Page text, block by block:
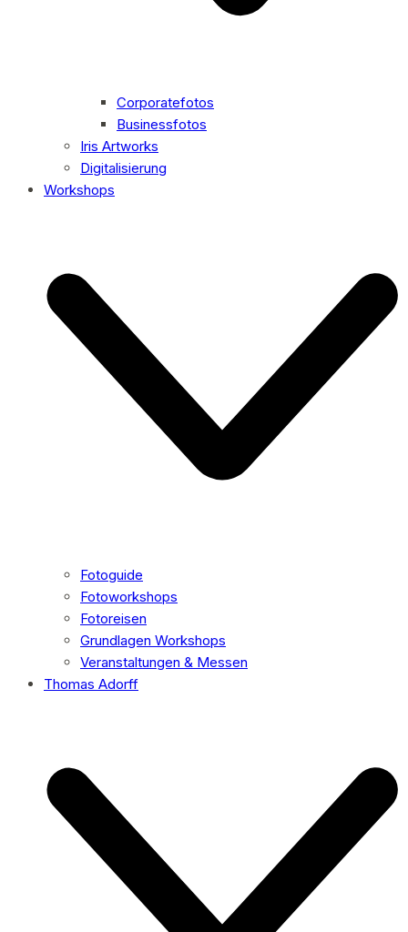
Corporatefotos
Businessfotos
Iris Artworks
Digitalisierung
Workshops
Fotoguide
Fotoworkshops
Fotoreisen
Grundlagen Workshops
Veranstaltungen & Messen
Thomas Adorff